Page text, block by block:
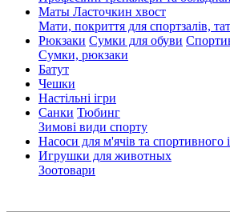
Маты Ласточкин хвост
Мати, покриття для спортзалів,
Рюкзаки Сумки для обуви
Сумки, рюкзаки
Батут
Чешки
Настільні ігри
Санки Тюбинг
Зимові види спорту
Насоси для м'ячів та спортивного
Игрушки для животных
Зоотовари